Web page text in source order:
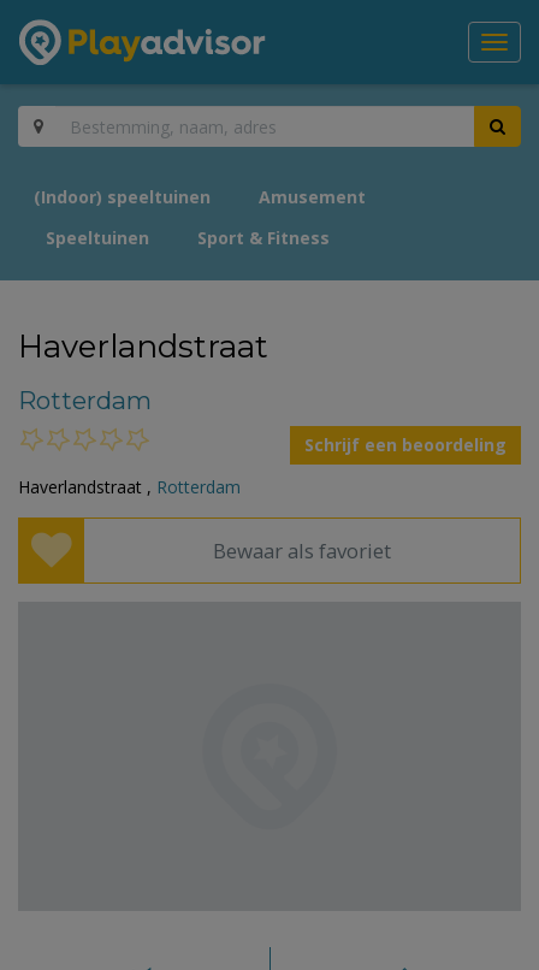
(Indoor) speeltuinen
Amusement
Speeltuinen
Sport & Fitness
Haverlandstraat
Rotterdam
Schrijf een beoordeling
Haverlandstraat , Rotterdam
Bewaar als favoriet